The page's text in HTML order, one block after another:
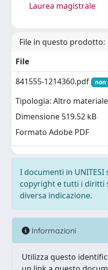
Laurea magistrale
File in questo prodotto:
File
841555-1214360.pdf
Tipologia: Altro
Dimensione 519.52 kB
Formato Adobe PDF
I documenti in
copyright e tutti i diritti
diversa indicazione.
Informazioni
Utilizza questo